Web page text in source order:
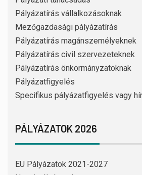
Pályázatírás vállalkozásoknak
Mezőgazdasági pályázatírás
Pályázatírás magánszemélyeknek
Pályázatírás civil szervezeteknek
Pályázatírás önkormányzatoknak
Pályázatfigyelés
Specifikus pályázatfigyelés vagy
PÁLYÁZATOK 2026
EU Pályázatok 2021-2027